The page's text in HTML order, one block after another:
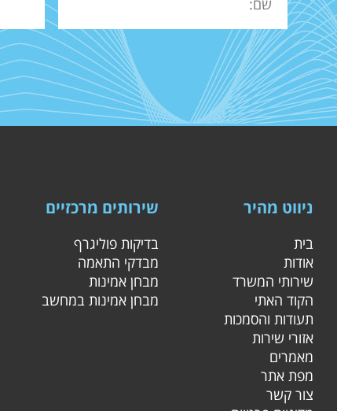
ניווט מהיר
בית
אודות
שירותי המשרד
הקוד האתי
תעודות והסמכות
אזורי שירות
מאמרים
מפת אתר
צור קשר
שירותים מרכזיים
בדיקות פוליגרף
מבדקי התאמה
מבחן אמינות
מבחן אמינות במחשב